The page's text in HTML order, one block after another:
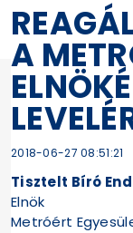
A
2018-06-27 08:51:21
Tisztelt Bíró
Elnök
Metróért